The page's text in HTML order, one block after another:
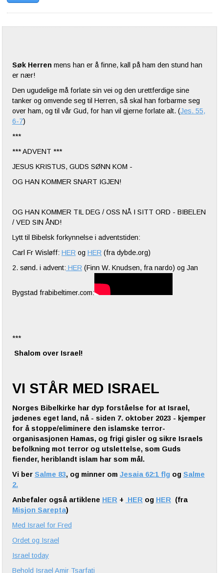
Søk Herren mens han er å finne, kall på ham den stund han
er nær!
Den ugudelige må forlate sin vei og den urettferdige sine
tanker og omvende seg til Herren, så skal han forbarme seg
over ham, og til vår Gud, for han vil gjerne forlate alt. (Jes. 55,
6-7)
***
*** ADVENT ***
JESUS KRISTUS, GUDS SØNN KOM -
OG HAN KOMMER SNART IGJEN!
OG HAN KOMMER TIL DEG / OSS NÅ I SITT ORD - BIBELEN
/ VED SIN ÅND!
Lytt til Bibelsk forkynnelse i adventstiden:
Carl Fr Wisløff: HER og HER (fra dybde.org)
2. sønd. i advent: HER (Finn W. Knudsen, fra nardo) og Jan
Bygstad frabibeltimer.com:
***
Shalom over Israel!
VI STÅR MED ISRAEL
Norges Bibelkirke har dyp forståelse for at Israel,
jødenes eget land, nå - siden 7. oktober 2023 - kjemper
for å stoppe/eliminere den islamske terror-
organisasjonen Hamas, og frigi gisler og sikre Israels
befolkning mot terror og utslettelse, som Guds
fiender, heriblandt islam har som mål.
Vi ber Salme 83, og minner om Jesaia 62:1 flg og Salme
2.
Anbefaler også artiklene HER + HER og HER (fra
Misjon Sarepta)
Med Israel for Fred
Ordet og Israel
Israel today
Behold Israel Amir Tsarfati